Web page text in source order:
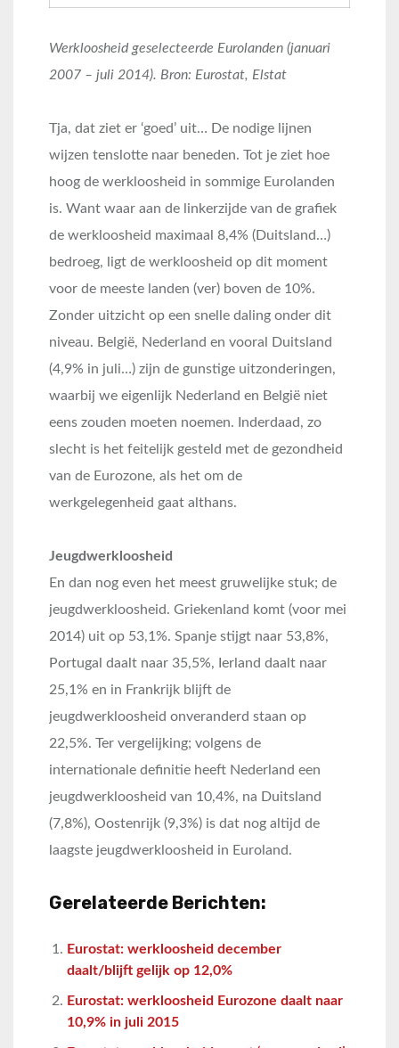
Werkloosheid geselecteerde Eurolanden (januari
2007 – juli 2014). Bron: Eurostat, Elstat
Tja, dat ziet er ‘goed’ uit… De nodige lijnen
wijzen tenslotte naar beneden. Tot je ziet hoe
hoog de werkloosheid in sommige Eurolanden
is. Want waar aan de linkerzijde van de grafiek
de werkloosheid maximaal 8,4% (Duitsland…)
bedroeg, ligt de werkloosheid op dit moment
voor de meeste landen (ver) boven de 10%.
Zonder uitzicht op een snelle daling onder dit
niveau. België, Nederland en vooral Duitsland
(4,9% in juli…) zijn de gunstige uitzonderingen,
waarbij we eigenlijk Nederland en België niet
eens zouden moeten noemen. Inderdaad, zo
slecht is het feitelijk gesteld met de gezondheid
van de Eurozone, als het om de
werkgelegenheid gaat althans.
Jeugdwerkloosheid
En dan nog even het meest gruwelijke stuk; de
jeugdwerkloosheid. Griekenland komt (voor mei
2014) uit op 53,1%. Spanje stijgt naar 53,8%,
Portugal daalt naar 35,5%, Ierland daalt naar
25,1% en in Frankrijk blijft de
jeugdwerkloosheid onveranderd staan op
22,5%. Ter vergelijking; volgens de
internationale definitie heeft Nederland een
jeugdwerkloosheid van 10,4%, na Duitsland
(7,8%), Oostenrijk (9,3%) is dat nog altijd de
laagste jeugdwerkloosheid in Euroland.
Gerelateerde Berichten:
Eurostat: werkloosheid december
daalt/blijft gelijk op 12,0%
Eurostat: werkloosheid Eurozone daalt naar
10,9% in juli 2015